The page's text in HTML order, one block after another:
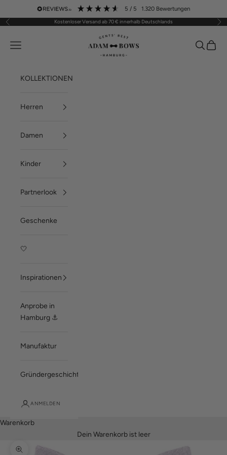
Zum Inhalt springen 5 / 5 1.320 Bewertungen
Zurück Kostenloser Versand ab 70 € innerhalb Deutschlands Vor
ADAM BOWS
Menü Suchen
KOLLEKTIONEN
Herren
Damen
Kinder
Partnerlook
Geschenke
🤍
Inspirationen
Anprobe in
Hamburg ⚓
Manufaktur
Gründergeschichte
ANMELDEN
Warenkorb
Dein Warenkorb ist leer